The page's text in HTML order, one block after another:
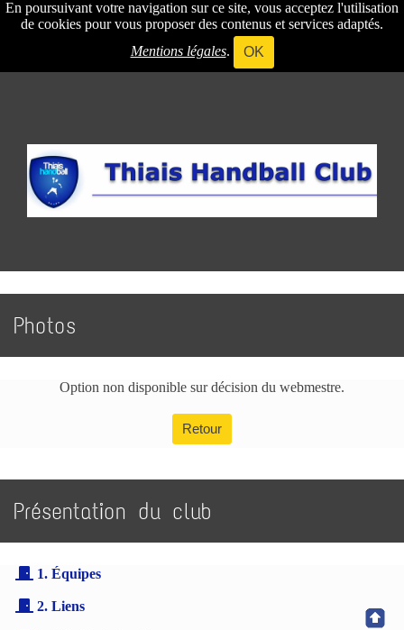
En poursuivant votre navigation sur ce site, vous acceptez l'utilisation
de cookies pour vous proposer des contenus et services adaptés.
Mentions légales. OK
Photos
Option non disponible sur décision du webmestre.
Retour
Présentation du club
1. Équipes
2. Liens